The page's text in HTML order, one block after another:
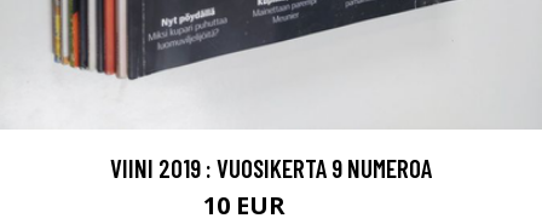
VIINI 2019 : VUOSIKERTA 9 NUMEROA
10 EUR